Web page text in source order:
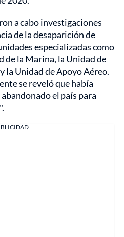
a cabo investigaciones
de la desaparición de
especializadas como
de la Marina, la Unidad de
la Unidad de Apoyo Aéreo.
se reveló que había
el país para